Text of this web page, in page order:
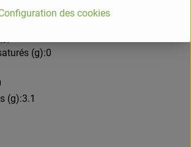
POUR 100GR
259
(g):0
(g):3.1
des cookies